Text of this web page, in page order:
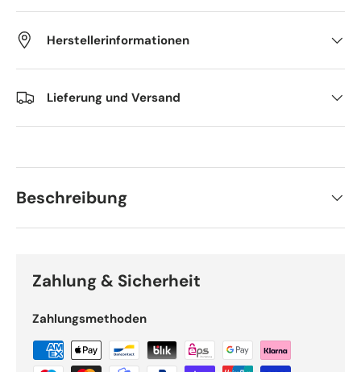
Herstellerinformationen
Lieferung und Versand
Beschreibung
Zahlung & Sicherheit
Zahlungsmethoden